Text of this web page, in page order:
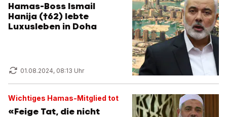
Hamas-Boss Ismail
Hanija (†62) lebte
Luxusleben in Doha
01.08.2024, 08:13 Uhr
Wichtiges Hamas-Mitglied tot
«Feige Tat, die nicht